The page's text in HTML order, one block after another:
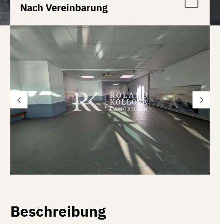
Nach Vereinbarung
Beschreibung